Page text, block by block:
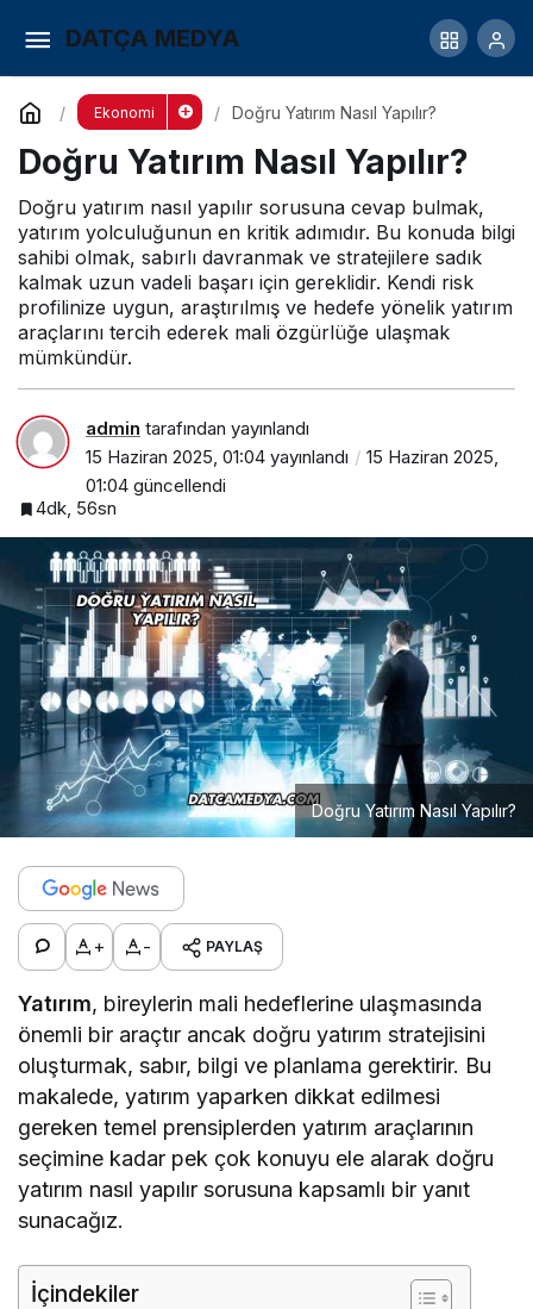
DATÇA MEDYA
Ekonomi Doğru Yatırım Nasıl Yapılır?
Doğru Yatırım Nasıl Yapılır?
Doğru yatırım nasıl yapılır sorusuna cevap bulmak,
yatırım yolculuğunun en kritik adımıdır. Bu konuda bilgi
sahibi olmak, sabırlı davranmak ve stratejilere sadık
kalmak uzun vadeli başarı için gereklidir. Kendi risk
profilinize uygun, araştırılmış ve hedefe yönelik yatırım
araçlarını tercih ederek mali özgürlüğe ulaşmak
mümkündür.
admin tarafından yayınlandı
15 Haziran 2025, 01:04 yayınlandı
15 Haziran 2025,
01:04 güncellendi
4dk, 56sn
Doğru Yatırım Nasıl Yapılır?
+ - PAYLAŞ
Yatırım, bireylerin mali hedeflerine ulaşmasında
önemli bir araçtır ancak doğru yatırım stratejisini
oluşturmak, sabır, bilgi ve planlama gerektirir. Bu
makalede, yatırım yaparken dikkat edilmesi
gereken temel prensiplerden yatırım araçlarının
seçimine kadar pek çok konuyu ele alarak doğru
yatırım nasıl yapılır sorusuna kapsamlı bir yanıt
sunacağız.
İçindekiler
Yıllık Kredi Faizleri Ne Kadar?
Yorum Yap Paylaş